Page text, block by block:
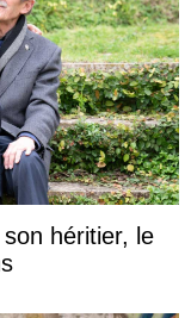
héritier, le